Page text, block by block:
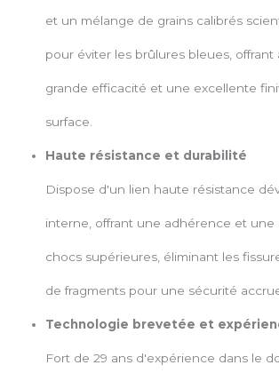
et un mélange de grains calibrés
pour éviter les brûlures bleues, offrant
grande efficacité et une excellente
surface.
Haute résistance et durabilité
Dispose d'un lien haute résistance
interne, offrant une adhérence et une
chocs supérieures, éliminant les
de fragments pour une sécurité
Technologie brevetée et
Fort de 29 ans d'expérience dans le